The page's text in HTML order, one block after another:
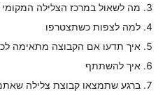
מה לשאול במרכז הצלילה
למה לצפות כשתצטרפו
איך תדעו אם הקבוצה מתאימה
איך להשתתף
ברגע שתמצאו קבוצת צלילה